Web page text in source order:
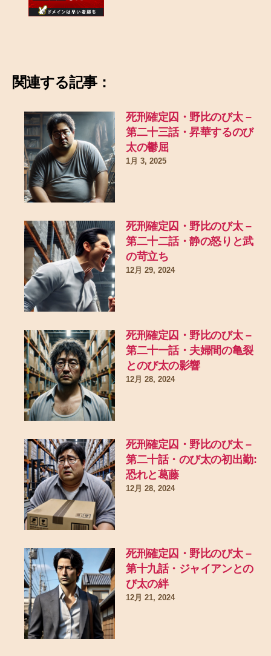
関連する記事：
死刑確定囚・野比のび太 –
第二十三話・昇華するのび
太の鬱屈
1月 3, 2025
死刑確定囚・野比のび太 –
第二十二話・静の怒りと武
の苛立ち
12月 29, 2024
死刑確定囚・野比のび太 –
第二十一話・夫婦間の亀裂
とのび太の影響
12月 28, 2024
死刑確定囚・野比のび太 –
第二十話・のび太の初出勤:
恐れと葛藤
12月 28, 2024
死刑確定囚・野比のび太 –
第十九話・ジャイアンとの
び太の絆
12月 21, 2024